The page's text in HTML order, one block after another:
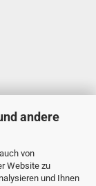
andere
von
Website zu
und Ihnen